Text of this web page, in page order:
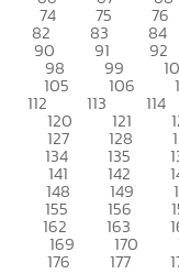
74 75 76
82 83 84
90 91 92
98 99
105 106
112 113 114
120 121
127 128
134 135
141 142
148 149
155 156
162 163
169 170
176 177